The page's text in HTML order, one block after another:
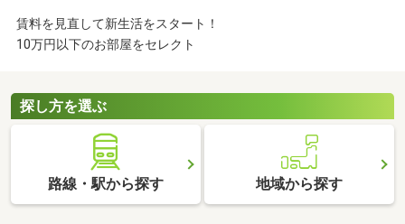
賃料を見直して新生活をスタート！
10万円以下のお部屋をセレクト
探し方を選ぶ
路線・駅から探す 地域から探す